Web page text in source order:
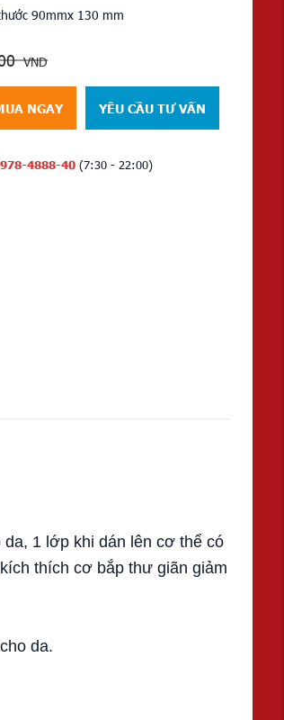
90mmx 130 mm
VND
NGAY YÊU CẦU TƯ VẤN
4888-40 (7:30 - 22:00)
1 lớp khi dán lên cơ thể có
thích cơ bắp thư giãn giảm
da.